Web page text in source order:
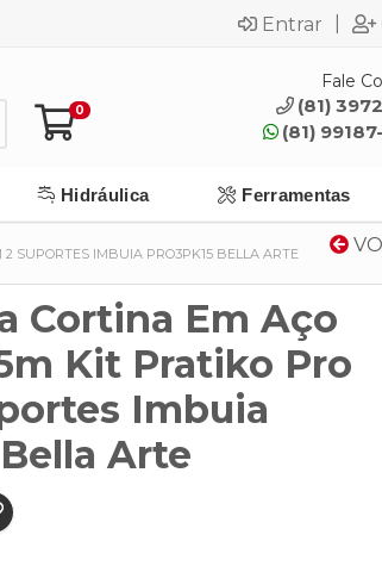
Entrar
0
Fale
(81)
(81)
Hidráulica Ferramentas
SUPORTES IMBUIA PRO3PK15 BELLA ARTE
Cortina Em Aço
Kit Pratiko Pro
Imbuia
Arte